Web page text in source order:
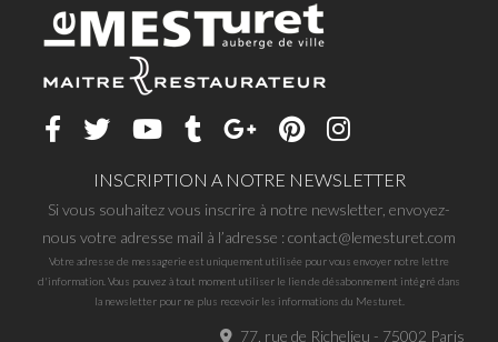
INSCRIPTION A NOTRE NEWSLETTER
Si vous souhaitez vous inscrire à notre newsletter, envoyez-
nous votre adresse mail à l’adresse : contact@lemesturet.com
Votre adresse de messagerie est uniquement utilisée pour vous envoyer notre lettre
d'information. Vous pouvez à tout moment utiliser le lien de désabonnement intégré dans
la newsletter pour ne plus recevoir les informations du Mesturet.
77, rue de Richelieu - 75002 Paris